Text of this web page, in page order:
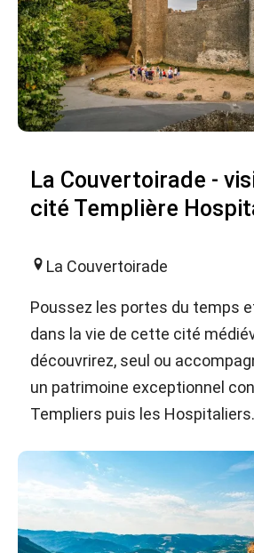
La Couvertoirade -
cité Templière
La Couvertoirade
Poussez les portes du temps
dans la vie de cette cité
découvrirez, seul ou
un patrimoine exceptionnel
Templiers puis les Hospitaliers.